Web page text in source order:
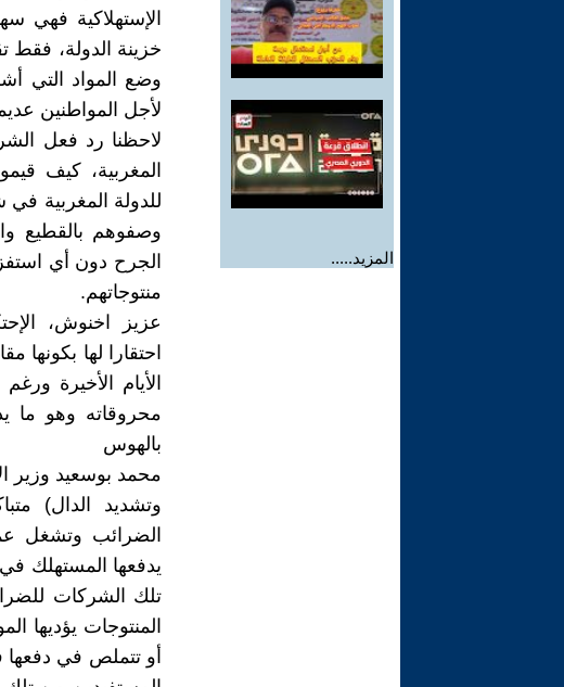
المزيد.....
الإستهلاكية فهي
خزينة الدولة، فقط
وضع المواد التي
لأجل المواطنين
لاحظنا رد فعل
المغربية، كيف
للدولة المغربية
وصفوهم بالقطيع
الجرح دون أي
منتوجاتهم.
عزيز اخنوش،
احتقارا لها
الأيام الأخيرة
محروقاته وهو ما
بالهوس
محمد بوسعيد وزير
وتشديد الدال)
الضرائب وتشغل
يدفعها المستهلك
تلك الشركات
المنتوجات يؤديها
أو تتملص في